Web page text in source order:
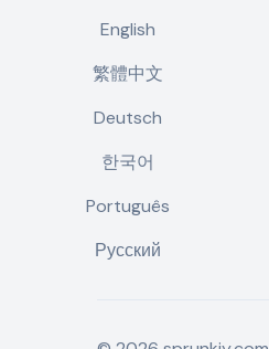
English
繁體中文
Deutsch
한국어
Português
Русский